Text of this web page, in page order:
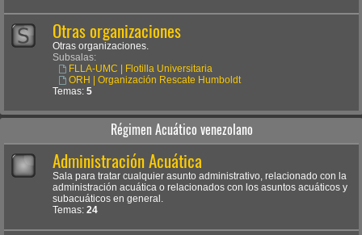
Otras organizaciones
Otras organizaciones.
Subsalas:
FLLA-UMC | Flotilla Universitaria
ORH | Organización Rescate Humboldt
Temas: 5
Régimen Acuático venezolano
Administración Acuática
Sala para tratar cualquier asunto administrativo, relacionado con la
administración acuática o relacionados con los asuntos acuáticos y
subacuáticos en general.
Temas: 24